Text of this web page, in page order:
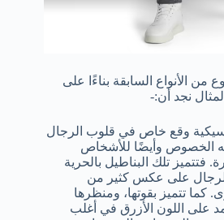
من الأنواع السابقة بناءًا على
نجد أن:-
وقع خاص في قلوب الرجال
الخصوص وأيضًا للأشخاص
فتتميز تلك البناطيل بالحرية
للرجال على عكس كثير من
كما تتميز بقوتها، ومنظرها
على اللون الأزرق في أغلب